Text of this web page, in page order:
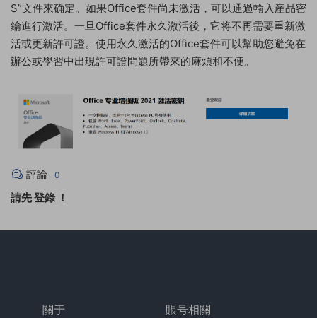
S”文件來确定。如果Office套件尚未激活，可以通過輸入産品密
鑰進行激活。一旦Office套件永久激活後，它将不再需要重新激
活或更新許可證。使用永久激活的Office套件可以幫助您避免在
辦公或學習中出現許可證問題所帶來的麻煩和不便。
評論 0
請先登錄 ！
關于 賬号相關